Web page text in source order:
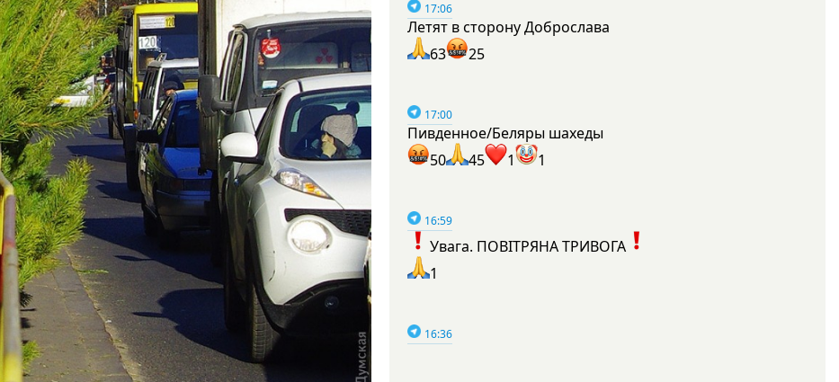
17:06
Летят в сторону Доброслава
63
25
17:00
Пивденное/Беляры шахеды
50
45 1 1
16:59
Увага. ПОВІТРЯНА ТРИВОГА
1
16:36